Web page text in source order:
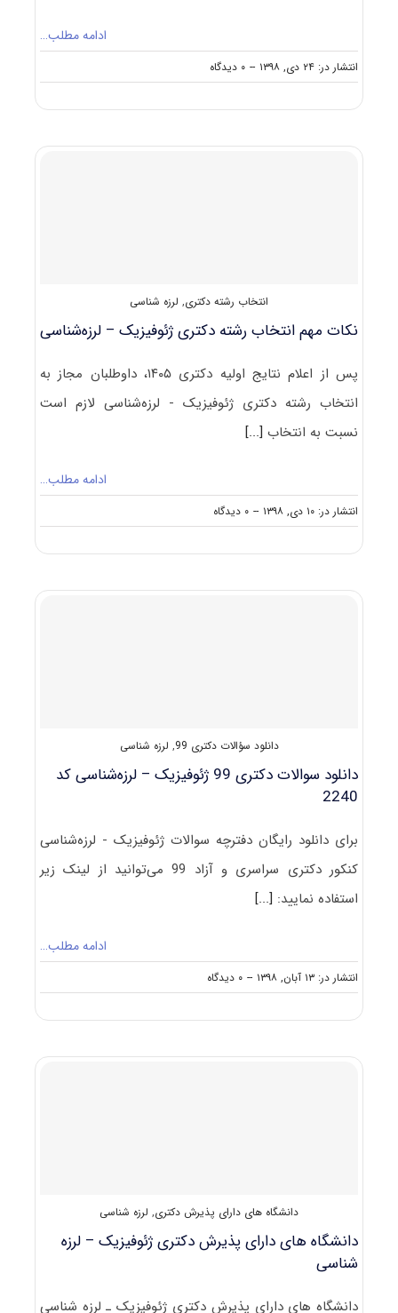
ادامه مطلب…
انتشار در: ۲۴ دی, ۱۳۹۸ -- ۰ دیدگاه
on
کارنامه
آزمون
انتخاب رشته دکتری, لرزه شناسی
نکات مهم انتخاب رشته دکتری ژئوفیزیک – لرزه‌شناسی
پس از اعلام نتایج اولیه دکتری ۱۴۰۵، داوطلبان مجاز به
انتخاب رشته دکتری ژئوفیزیک - لرزه‌شناسی لازم است
نسبت به انتخاب[...]
ادامه مطلب…
انتشار در: ۱۰ دی, ۱۳۹۸ -- ۰ دیدگاه
on
نکات
دکتری
دانلود سؤالات دکتری 99 , لرزه شناسی
دانلود سوالات دکتری 99 ژئوفیزیک – لرزه‌شناسی کد
2240
برای دانلود رایگان دفترچه سوالات ژئوفیزیک - لرزه‌شناسی
کنکور دکتری سراسری و آزاد 99 می‌توانید از لینک زیر
استفاده نمایید: [...]
ادامه مطلب…
انتشار در: ۱۳ آبان, ۱۳۹۸ -- ۰ دیدگاه
on
دانلود
ژئوفیزیک
دانشگاه های دارای پذیرش دکتری, لرزه شناسی
دانشگاه های دارای پذیرش دکتری ژئوفیزیک – لرزه
شناسی
دانشگاه های دارای پذیرش دکتری ژئوفیزیک ـ لرزه شناسی